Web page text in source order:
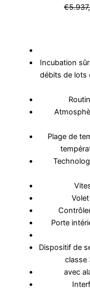
€
Incubation
débits de lots
Plage de
Porte
Dispositif de
classe
avec